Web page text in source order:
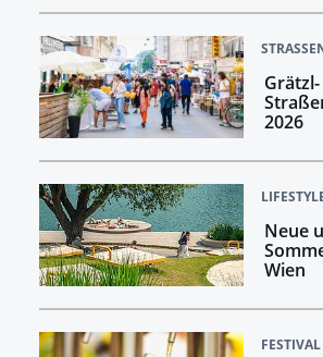
2026
Neue
Wien
FESTIVAL